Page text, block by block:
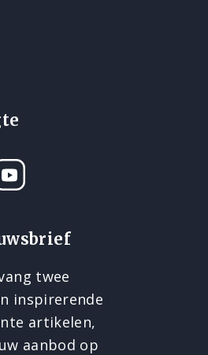
twee
inspirerende
artikelen,
aanbod op